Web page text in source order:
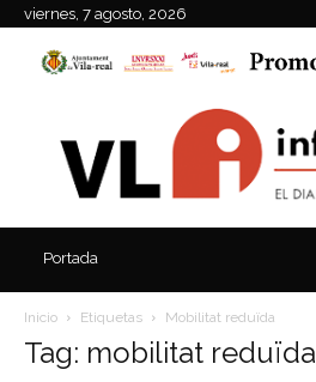
viernes, 7 agosto, 2026
Portada
Inicio Etiquetas Mobilitat reduïda
Tag: mobilitat reduïda